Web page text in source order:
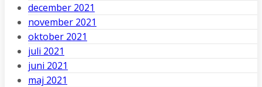
december 2021
november 2021
oktober 2021
juli 2021
juni 2021
maj 2021